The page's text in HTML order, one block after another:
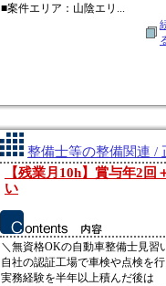
■案件エリア：山陰エリ...
整備士等の整備関連 /
【残業月10h】賞与年2
い
＼無資格OKの自動車整備士見習
自社の認証工場で車検や点検を
実務経験を半年以上積んだ後は